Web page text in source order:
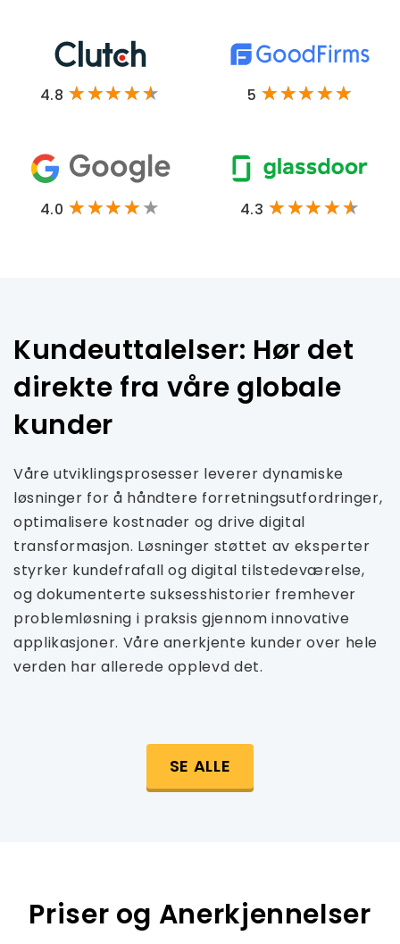
4.8 5
4.0 4.3
Kundeuttalelser: Hør det
direkte fra våre globale
kunder
Våre utviklingsprosesser leverer dynamiske
løsninger for å håndtere forretningsutfordringer,
optimalisere kostnader og drive digital
transformasjon. Løsninger støttet av eksperter
styrker kundefrafall og digital tilstedeværelse,
og dokumenterte suksesshistorier fremhever
problemløsning i praksis gjennom innovative
applikasjoner. Våre anerkjente kunder over hele
verden har allerede opplevd det.
SE ALLE
Priser og Anerkjennelser